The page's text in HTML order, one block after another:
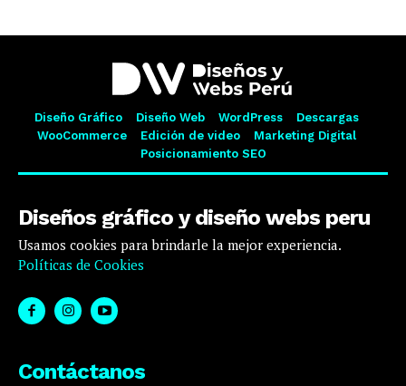
Diseño Gráfico Diseño Web WordPress
Descargas
WooCommerce
Edición de video
Marketing Digital
Posicionamiento SEO
Diseños gráfico y diseño webs peru
Usamos cookies para brindarle la mejor experiencia.
Políticas de Cookies
Contáctanos